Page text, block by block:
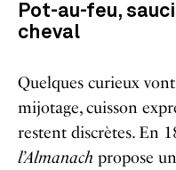
Pot-au-feu,
cheval
Quelques curieux
mijotage, cuisson
restent discrètes. En
l’Almanach propose